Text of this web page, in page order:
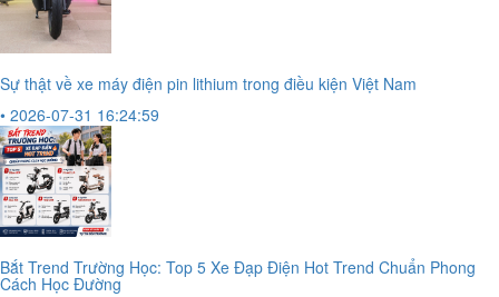
Sự thật về xe máy điện pin lithium trong điều kiện Việt Nam
• 2026-07-31 16:24:59
Bắt Trend Trường Học: Top 5 Xe Đạp Điện Hot Trend Chuẩn Phong
Cách Học Đường